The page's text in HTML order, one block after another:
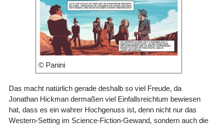
© Panini
Das macht natürlich gerade deshalb so viel Freude, da
Jonathan Hickman dermaßen viel Einfallsreichtum bewiesen
hat, dass es ein wahrer Hochgenuss ist, denn nicht nur das
Western-Setting im Science-Fiction-Gewand, sondern auch die